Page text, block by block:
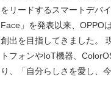
をリードするスマートデバ
Face」を発表以来、OPPO
創出を目指してきました。
トフォンやIoT機器、
り、「自分らしさを愛し、